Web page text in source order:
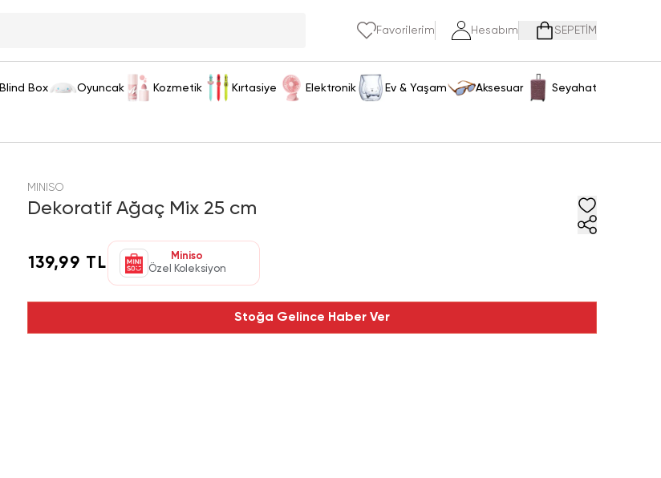
Favorilerim Hesabım SEPETİM
Blind Box Oyuncak Kozmetik Kırtasiye Elektronik Ev & Yaşam Aksesuar Seyahat
MINISO
Dekoratif Ağaç Mix 25 cm
139,99 TL
Miniso
Özel Koleksiyon
Stoğa Gelince Haber Ver